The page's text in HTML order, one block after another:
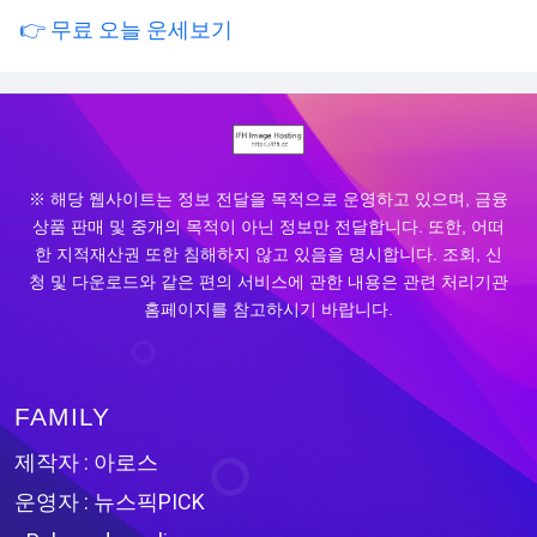
👉 무료 오늘 운세보기
※ 해당 웹사이트는 정보 전달을 목적으로 운영하고 있으며, 금융
상품 판매 및 중개의 목적이 아닌 정보만 전달합니다. 또한, 어떠
한 지적재산권 또한 침해하지 않고 있음을 명시합니다. 조회, 신
청 및 다운로드와 같은 편의 서비스에 관한 내용은 관련 처리기관
홈페이지를 참고하시기 바랍니다.
FAMILY
제작자 : 아로스
운영자 : 뉴스픽PICK